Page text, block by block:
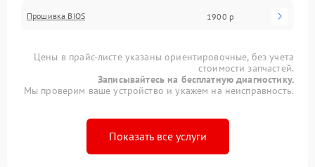
Прошивка BIOS 1900 р
Цены в прайс-листе указаны ориентировочные, без учета
стоимости запчастей.
Записывайтесь на бесплатную диагностику.
Мы проверим ваше устройство и укажем на неисправность.
Показать все услуги